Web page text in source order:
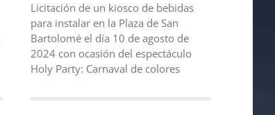
Licitación de un kiosco de bebidas
para instalar en la Plaza de San
Bartolomé el día 10 de agosto de
2024 con ocasión del espectáculo
Holy Party: Carnaval de colores